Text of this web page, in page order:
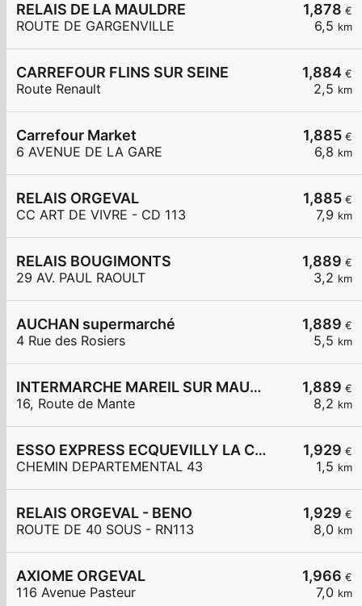
1,878 €
6,5 km
RELAIS DE LA MAULDRE
ROUTE DE GARGENVILLE
1,884 €
2,5 km
CARREFOUR FLINS SUR SEINE
Route Renault
1,885 €
6,8 km
Carrefour Market
6 AVENUE DE LA GARE
1,885 €
7,9 km
RELAIS ORGEVAL
CC ART DE VIVRE - CD 113
1,889 €
3,2 km
RELAIS BOUGIMONTS
29 AV. PAUL RAOULT
1,889 €
5,5 km
AUCHAN supermarché
4 Rue des Rosiers
1,889 €
8,2 km
INTERMARCHE MAREIL SUR MAULDRE
16, Route de Mante
1,929 €
1,5 km
ESSO EXPRESS ECQUEVILLY LA CHAMOISERIE
CHEMIN DEPARTEMENTAL 43
1,929 €
8,0 km
RELAIS ORGEVAL - BENO
ROUTE DE 40 SOUS - RN113
1,966 €
7,0 km
AXIOME ORGEVAL
116 Avenue Pasteur